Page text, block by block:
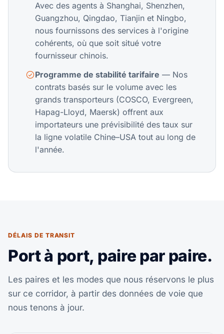
Avec des agents à Shanghai, Shenzhen,
Guangzhou, Qingdao, Tianjin et Ningbo,
nous fournissons des services à l'origine
cohérents, où que soit situé votre
fournisseur chinois.
Programme de stabilité tarifaire — Nos
contrats basés sur le volume avec les
grands transporteurs (COSCO, Evergreen,
Hapag-Lloyd, Maersk) offrent aux
importateurs une prévisibilité des taux sur
la ligne volatile Chine–USA tout au long de
l'année.
DÉLAIS DE TRANSIT
Port à port, paire par paire.
Les paires et les modes que nous réservons le plus
sur ce corridor, à partir des données de voie que
nous tenons à jour.